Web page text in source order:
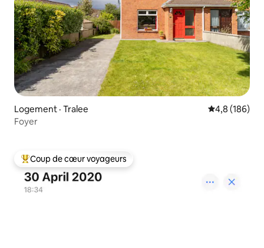
Logement · Tralee Note
4,8 (186)
Foyer
Coup de cœur voyageurs parmi les plus aimés
Coup de cœur voyageurs